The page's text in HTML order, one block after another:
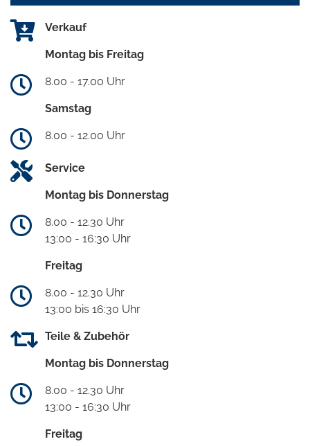
Verkauf
Montag bis Freitag
8.00 - 17.00 Uhr
Samstag
8.00 - 12.00 Uhr
Service
Montag bis Donnerstag
8.00 - 12.30 Uhr
13:00 - 16:30 Uhr
Freitag
8.00 - 12.30 Uhr
13:00 bis 16:30 Uhr
Teile & Zubehör
Montag bis Donnerstag
8.00 - 12.30 Uhr
13:00 - 16:30 Uhr
Freitag